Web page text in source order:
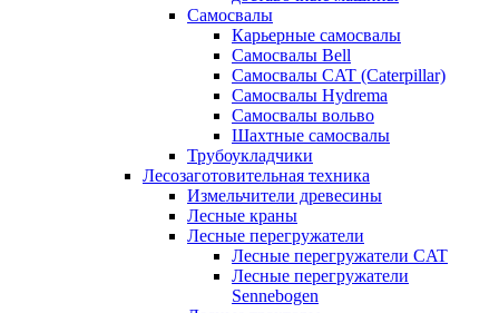
Самосвалы
Карьерные самосвалы
Самосвалы Bell
Самосвалы CAT (Caterpillar)
Самосвалы Hydrema
Самосвалы вольво
Шахтные самосвалы
Трубоукладчики
Лесозаготовительная техника
Измельчители древесины
Лесные краны
Лесные перегружатели
Лесные перегружатели CAT
Лесные перегружатели
Sennebogen